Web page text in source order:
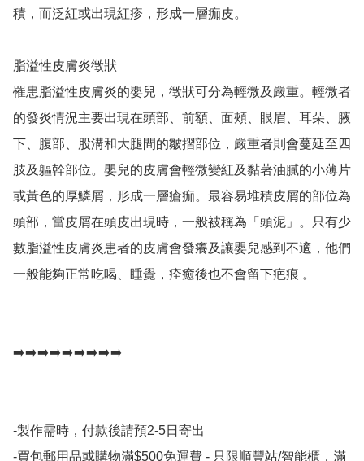
積，而泛紅或出現紅疹，形成一層痂皮。
脂溢性皮膚炎徵狀
罹患脂溢性皮膚炎的嬰兒，徵狀可分為輕微及嚴重。輕微者
的發炎情況主要出現在頭部、前額、面頰、眼眉、耳朵、腋
下、腹部、股溝和大腿間的皺摺部位，嚴重者則會蔓延至四
肢及軀幹部位。嬰兒的皮膚會輕微變紅及黏著油膩的小薄片
或黃色的厚鱗屑，形成一層瘡痂。最容易堆積皮屑的部位為
頭部，當皮屑在頭皮出現時，一般被稱為「頭泥」。只有少
數脂溢性皮膚炎患者的皮膚會發癢及讓嬰兒感到不適，他們
一般能夠正常吃喝、睡覺，痊癒後也不會留下疤痕 。
➡️➡️➡️➡️➡️➡️➡️➡️➡️
-製作需時，付款後請預2-5日寄出
-買包郵用品或購物滿$500免運費 - 只限順豐站/智能櫃，滿